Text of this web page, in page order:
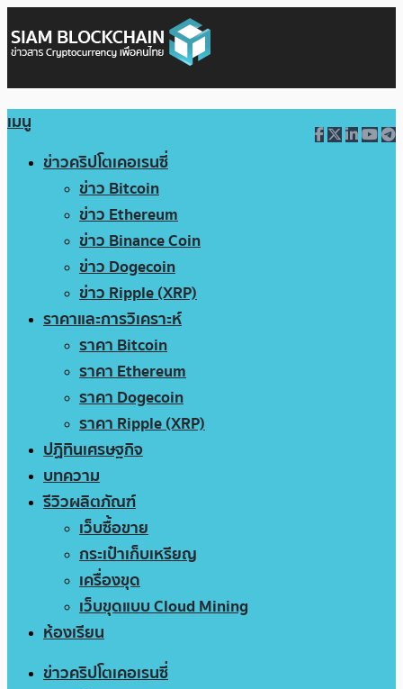
เมนู
ข่าวคริปโตเคอเรนซี่
ข่าว Bitcoin
ข่าว Ethereum
ข่าว Binance Coin
ข่าว Dogecoin
ข่าว Ripple (XRP)
ราคาและการวิเคราะห์
ราคา Bitcoin
ราคา Ethereum
ราคา Dogecoin
ราคา Ripple (XRP)
ปฏิทินเศรษฐกิจ
บทความ
รีวิวผลิตภัณฑ์
เว็บซื้อขาย
กระเป๋าเก็บเหรียญ
เครื่องขุด
เว็บขุดแบบ Cloud Mining
ห้องเรียน
ข่าวคริปโตเคอเรนซี่